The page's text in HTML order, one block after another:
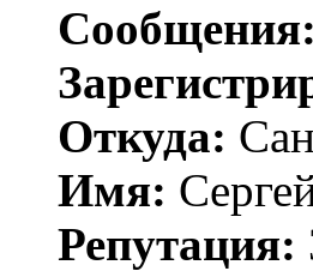
Сообщения:
Откуда:
Имя:
Репутация: